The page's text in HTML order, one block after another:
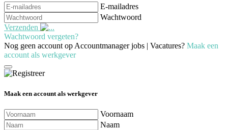
E-mailadres
Wachtwoord
Verzenden
Wachtwoord vergeten?
Nog geen account op Accountmanager jobs | Vacatures? Maak een
account als werkgever
Maak een account als werkgever
Voornaam
Naam